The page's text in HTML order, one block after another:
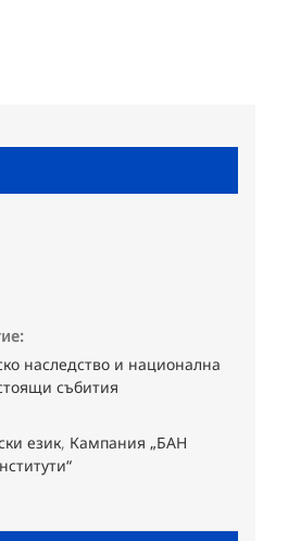
наследство и национална
събития
език, Кампания „БАН